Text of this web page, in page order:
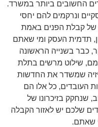
החשובים ביותר במשרד.
ונרקמים להם יחסי
של קבלת הפנים באמת
תדמית העסק ומי שאתם
כבר בשנייה הראשונה
שילוט מרשים בתלת
שמשדר את החדשות
העובדים, כל אלו הם
שנחקק בזיכרונו של
שלכם יש לאזור הקבלה
שאתם.